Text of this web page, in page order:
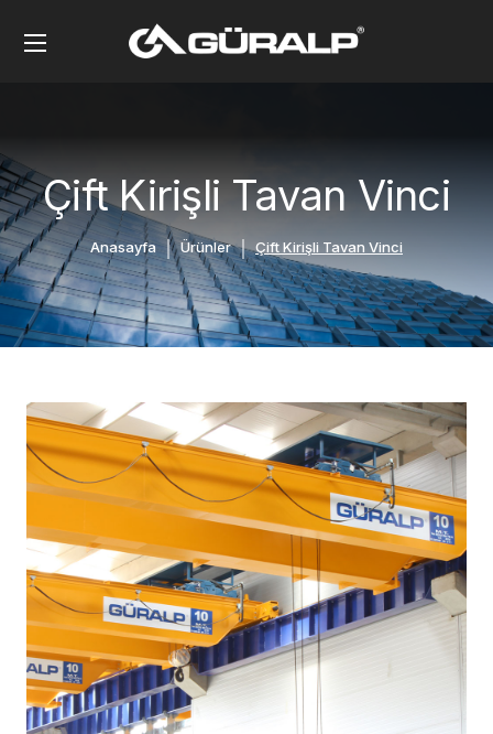
Çift Kirişli Tavan Vinci
Anasayfa Ürünler Çift Kirişli Tavan Vinci